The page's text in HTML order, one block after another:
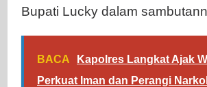
Bupati Lucky dalam
BACA
Kapolres Langkat Ajak
Perkuat Iman dan Perangi